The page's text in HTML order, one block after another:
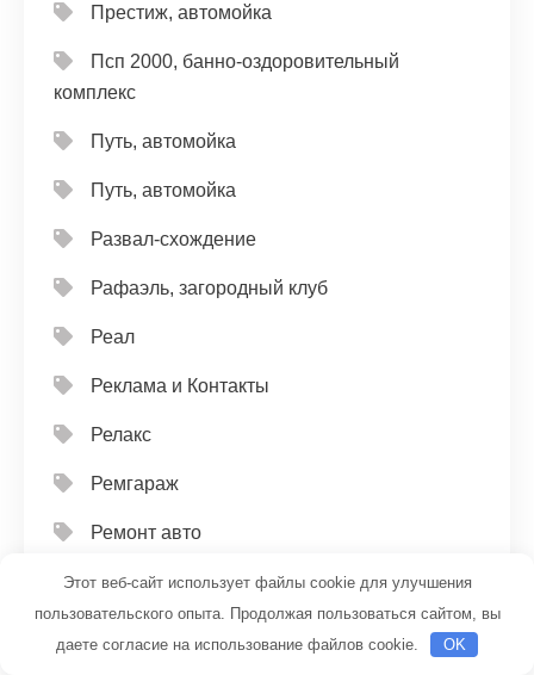
Престиж, автомойка
Псп 2000, банно-оздоровительный
комплекс
Путь, автомойка
Путь, автомойка
Развал-схождение
Рафаэль, загородный клуб
Реал
Реклама и Контакты
Релакс
Ремгараж
Ремонт авто
РИА
Этот веб-сайт использует файлы cookie для улучшения
пользовательского опыта. Продолжая пользоваться сайтом, вы
даете согласие на использование файлов cookie.
OK